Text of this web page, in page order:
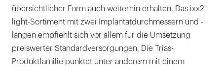
übersichtlicher Form auch weiterhin erhalten. Das ixx2
light-Sortiment mit zwei Implantatdurchmessern und -
längen empfiehlt sich vor allem für die Umsetzung
preiswerter Standardversorgungen. Die Trias-
Produktfamilie punktet unter anderem mit einem